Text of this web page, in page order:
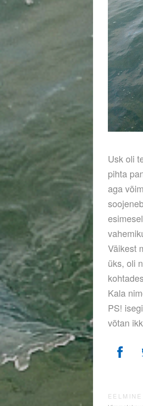
Usk oli
pihta
aga
Väikest
üks, oli
Kala
PS!
võtan
EELMINE